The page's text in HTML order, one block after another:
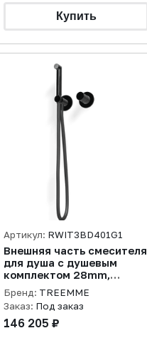
Артикул: RWIT3BD401G1
Внешняя часть смесителя
для душа с душевым
комплектом 28mm,
оружейный металл PVD
Бренд: TREEMME
Заказ: Под заказ
146 205 ₽